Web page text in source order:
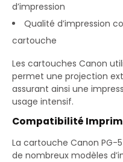
d’impression
Qualité d’impression
cartouche
Les cartouches Canon
permet une projection
assurant ainsi une
usage intensif.
Compatibilité
La cartouche Canon PG-
de nombreux modèles